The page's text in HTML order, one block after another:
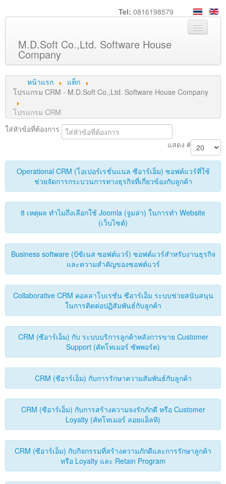
Tel: 0816198579
M.D.Soft Co.,Ltd. Software House
Company
หน้าหลัก
เกี่ยวกับเรา
บริการ
สินค้า
ลูกค้า
ภาพกิจกรรม
ร่วมงานกับเรา
ช่วยเหลือ
หน้าแรก
แท็ก
โปรแกรม CRM - M.D.Soft Co.,Ltd. Software House Company
โปรแกรม CRM
ใส่หัวข้อที่ต้องการ
แสดง #
Operational CRM (โอเปอร์เรชั่นแนล ซีอาร์เอ็ม) ซอฟต์แวร์ที่ใช้
ช่วยจัดการกระบวนการทางธุรกิจที่เกี่ยวข้องกับลูกค้า
8 เหตุผล ทำไมถึงเลือกใช้ Joomla (จูมล่า) ในการทำ Website
(เว็บไซต์)
Business software (บิซิเนส ซอฟต์แวร์) ซอฟต์แวร์สำหรับงานธุรกิจ
และความสำคัญของซอฟต์แวร์
Collaborative CRM คอลลาโบเรชั่น ซีอาร์เอ็ม ระบบช่วยสนับสนุน
ในการติดต่อปฏิสัมพันธ์กับลูกค้า
CRM (ซีอาร์เอ็ม) กับ ระบบบริการลูกค้าหลังการขาย Customer
Support (คัทโทเมอร์ ซัพพอร์ต)
CRM (ซีอาร์เอ็ม) กับการรักษาความสัมพันธ์กับลูกค้า
CRM (ซีอาร์เอ็ม) กับการสร้างความจงรักภักดี หรือ Customer
Loyalty (คัทโทเมอร์ ลอยแอ็ลทิ)
CRM (ซีอาร์เอ็ม) กับกิจกรรมที่สร้างความภักดีและการรักษาลูกค้า
หรือ Loyalty และ Retain Program